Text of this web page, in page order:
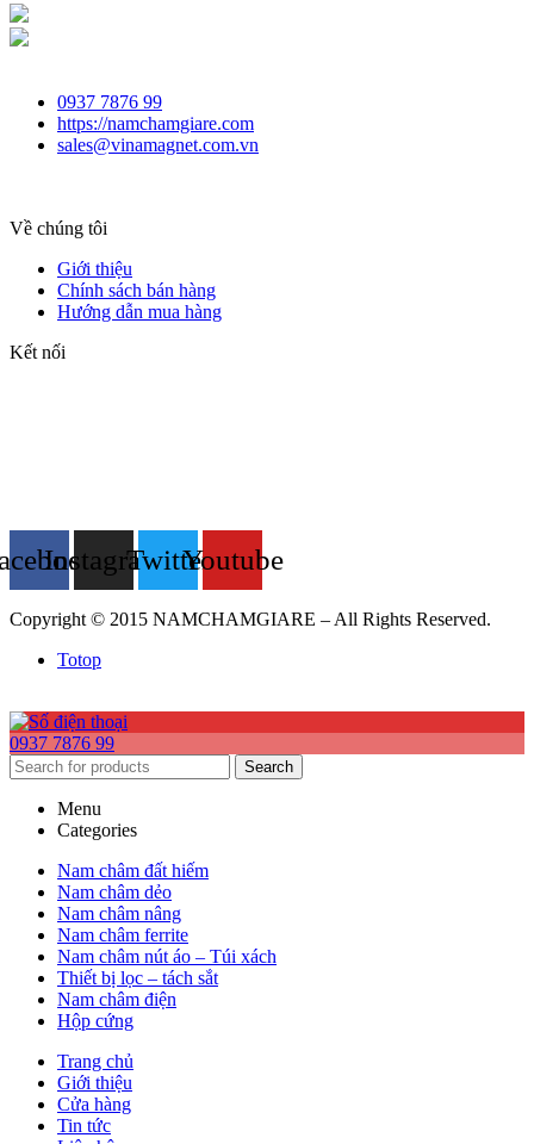
0937 7876 99
https://namchamgiare.com
sales@vinamagnet.com.vn
Về chúng tôi
Giới thiệu
Chính sách bán hàng
Hướng dẫn mua hàng
Kết nối
InstagramTwitterYoutube
Copyright © 2015 NAMCHAMGIARE – All Rights Reserved.
Totop
0937 7876 99
Search
Menu
Categories
Nam châm đất hiếm
Nam châm dẻo
Nam châm nâng
Nam châm ferrite
Nam châm nút áo – Túi xách
Thiết bị lọc – tách sắt
Nam châm điện
Hộp cứng
Trang chủ
Giới thiệu
Cửa hàng
Tin tức